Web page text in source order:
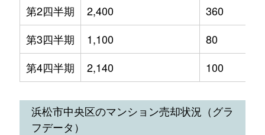
第2四半期 2,400
360
第3四半期
1,100
80
第4四半期
2,140 100
浜松市中央区のマンション売却状況（グラ
フデータ）